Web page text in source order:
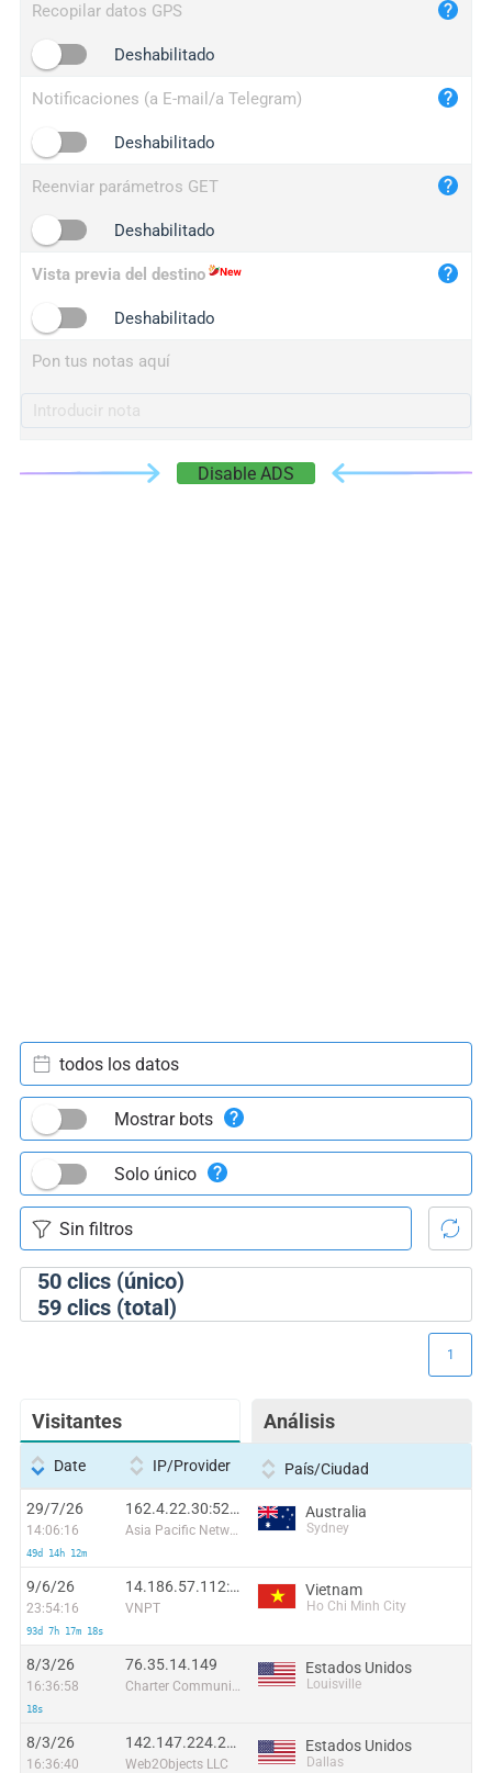
Recopilar datos GPS
Deshabilitado
Notificaciones (a E-mail/a Telegram)
Deshabilitado
Reenviar parámetros GET
Deshabilitado
Vista previa del destino
Deshabilitado
Pon tus notas aquí
Disable ADS
50clics (único)
59clics (total)
todos los datos
Mostrar bots
Solo único
Visitantes Análisis
1
Date IP/Provider País/Ciudad
29/7/26
14:06:16
49d 14h 12m
162.4.22.30:52266
Asia Pacific Network Information Centre
Australia
Sydney
9/6/26
23:54:16
93d 7h 17m 18s
14.186.57.112:32907
VNPT
Vietnam
Ho Chi Minh City
8/3/26
16:36:58
18s
76.35.14.149
Charter Communications
Estados Unidos
Louisville
8/3/26
16:36:40
142.147.224.227
Web2Objects LLC
Estados Unidos
Dallas